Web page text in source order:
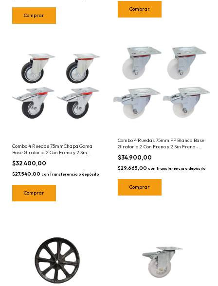
Combo 4 Ruedas 75mmChapa Goma
Base Giratoria 2 Con Freno y 2 Sin
Freno Oxen Peso Máx 50kg
$32.400,00
$27.540,00 con Transferencia o depósito
Combo 4 Ruedas 75mm PP Blanca Base
Giratoria 2 Con Freno y 2 Sin Freno -
Hasta 50kg Oxen Polipropileno
$34.900,00
$29.665,00 con Transferencia o depósito